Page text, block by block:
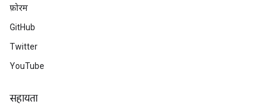
फ़ोरम
GitHub
Twitter
YouTube
सहायता